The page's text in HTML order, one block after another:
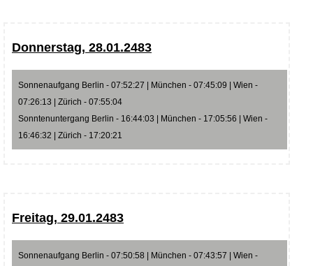
Donnerstag, 28.01.2483
Sonnenaufgang Berlin - 07:52:27 | München - 07:45:09 | Wien -
07:26:13 | Zürich - 07:55:04
Sonntenuntergang Berlin - 16:44:03 | München - 17:05:56 | Wien -
16:46:32 | Zürich - 17:20:21
Freitag, 29.01.2483
Sonnenaufgang Berlin - 07:50:58 | München - 07:43:57 | Wien -